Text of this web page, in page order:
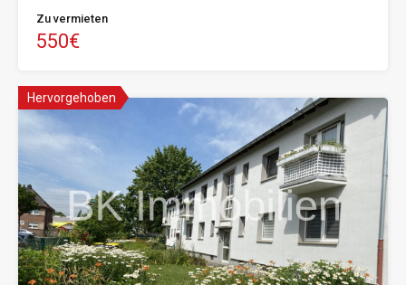
Zu vermieten
550€
Hervorgehoben